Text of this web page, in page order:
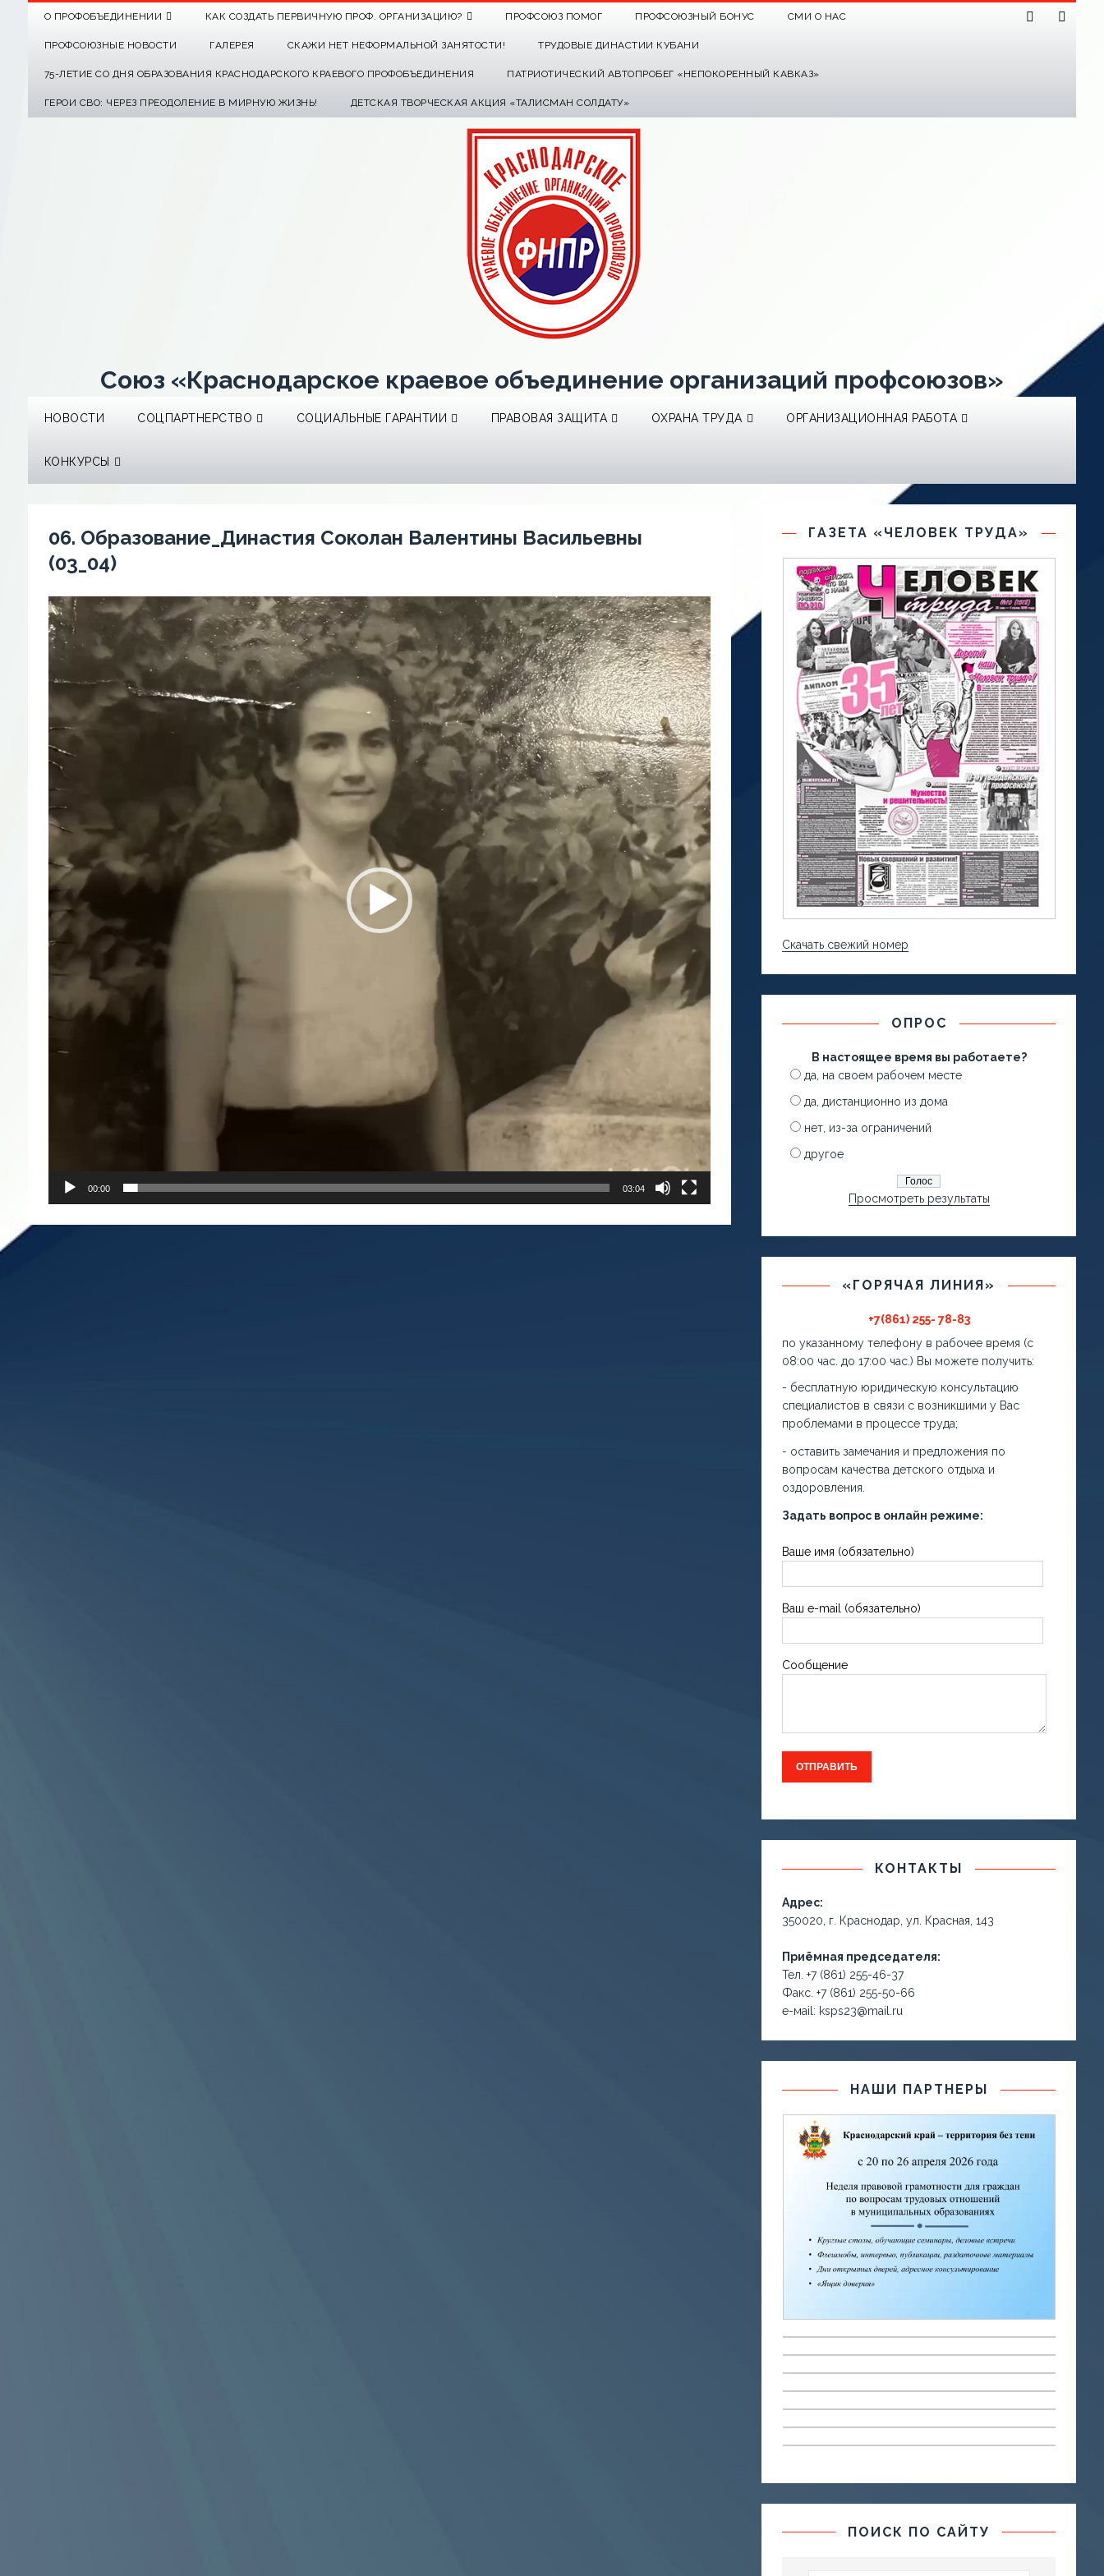
О ПРОФОБЪЕДИНЕНИИ КАК СОЗДАТЬ ПЕРВИЧНУЮ ПРОФ. ОРГАНИЗАЦИЮ? ПРОФСОЮЗ ПОМОГ ПРОФСОЮЗНЫЙ БОНУС СМИ О НАС
ПРОФСОЮЗНЫЕ НОВОСТИ ГАЛЕРЕЯ СКАЖИ НЕТ НЕФОРМАЛЬНОЙ ЗАНЯТОСТИ! ТРУДОВЫЕ ДИНАСТИИ КУБАНИ
75-ЛЕТИЕ СО ДНЯ ОБРАЗОВАНИЯ КРАСНОДАРСКОГО КРАЕВОГО ПРОФОБЪЕДИНЕНИЯ ПАТРИОТИЧЕСКИЙ АВТОПРОБЕГ «НЕПОКОРЕННЫЙ КАВКАЗ»
ГЕРОИ СВО: ЧЕРЕЗ ПРЕОДОЛЕНИЕ В МИРНУЮ ЖИЗНЬ! ДЕТСКАЯ ТВОРЧЕСКАЯ АКЦИЯ «ТАЛИСМАН СОЛДАТУ»
Союз «Краснодарское краевое объединение организаций профсоюзов»
НОВОСТИ СОЦПАРТНЕРСТВО СОЦИАЛЬНЫЕ ГАРАНТИИ ПРАВОВАЯ ЗАЩИТА ОХРАНА ТРУДА ОРГАНИЗАЦИОННАЯ РАБОТА
КОНКУРСЫ
06. Образование_Династия Соколан Валентины Васильевны
(03_04)
Видеоплеер
00:00 03:04
ГАЗЕТА «ЧЕЛОВЕК ТРУДА»
Скачать свежий номер
ОПРОС
В настоящее время вы работаете?
да, на своем рабочем месте
да, дистанционно из дома
нет, из-за ограничений
другое
Просмотреть результаты
«ГОРЯЧАЯ ЛИНИЯ»
+7(861) 255- 78-83
по указанному телефону в рабочее время (с
08:00 час. до 17:00 час.) Вы можете получить:
- бесплатную юридическую консультацию
специалистов в связи с возникшими у Вас
проблемами в процессе труда;
- оставить замечания и предложения по
вопросам качества детского отдыха и
оздоровления.
Задать вопрос в онлайн режиме:
Ваше имя (обязательно)
Ваш e-mail (обязательно)
Сообщение
КОНТАКТЫ
Адрес:
350020, г. Краснодар, ул. Красная, 143
Приёмная председателя:
Тел. +7 (861) 255-46-37
Факс. +7 (861) 255-50-66
е-маil: ksps23@mail.ru
НАШИ ПАРТНЕРЫ
ПОИСК ПО САЙТУ